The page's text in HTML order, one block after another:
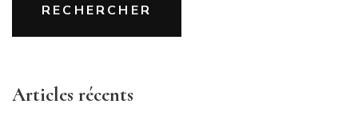
RECHERCHER
Articles récents